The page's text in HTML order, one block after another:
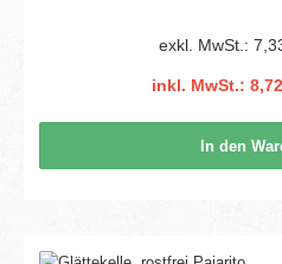
exkl. MwSt.:
inkl. MwSt.:
In den